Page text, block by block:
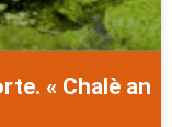
« Chalè an